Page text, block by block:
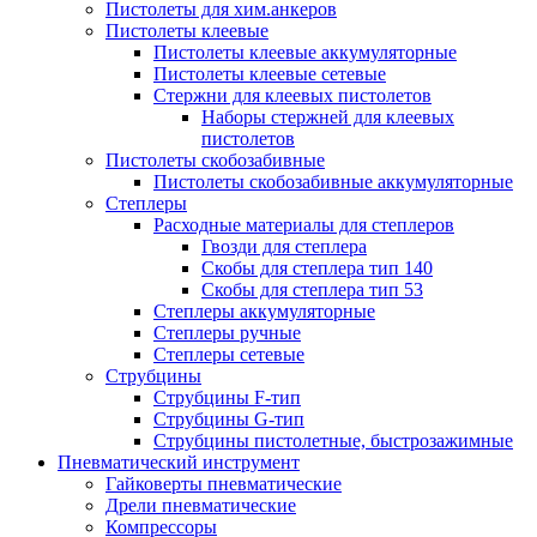
Пистолеты для хим.анкеров
Пистолеты клеевые
Пистолеты клеевые аккумуляторные
Пистолеты клеевые сетевые
Стержни для клеевых пистолетов
Наборы стержней для клеевых
пистолетов
Пистолеты скобозабивные
Пистолеты скобозабивные аккумуляторные
Степлеры
Расходные материалы для степлеров
Гвозди для степлера
Скобы для степлера тип 140
Скобы для степлера тип 53
Степлеры аккумуляторные
Степлеры ручные
Степлеры сетевые
Струбцины
Струбцины F-тип
Струбцины G-тип
Струбцины пистолетные, быстрозажимные
Пневматический инструмент
Гайковерты пневматические
Дрели пневматические
Компрессоры